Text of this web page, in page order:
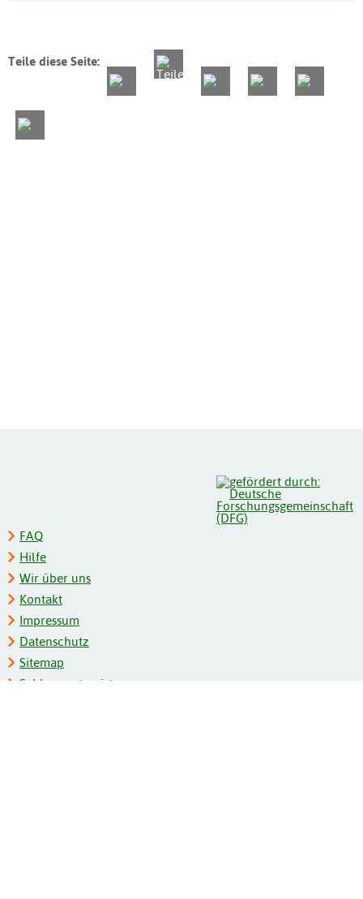
Teile diese Seite:
FAQ
Hilfe
Wir über uns
Kontakt
Impressum
Datenschutz
Sitemap
Schlagwortregister